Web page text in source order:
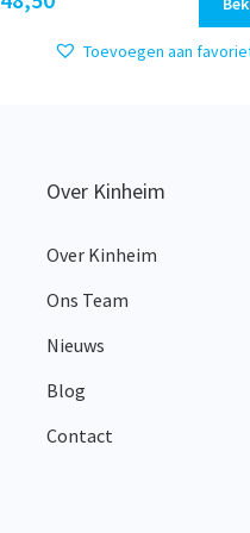
Toevoegen aan
Over Kinheim
Over Kinheim
Ons Team
Nieuws
Blog
Contact